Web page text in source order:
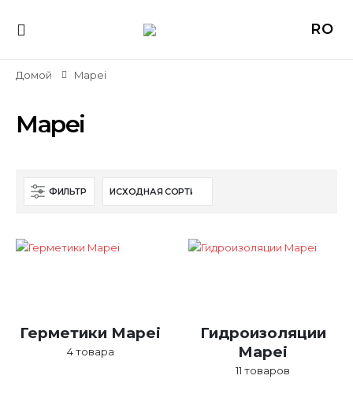
RO
Домой Mapei
Mapei
ФИЛЬТР
Герметики Mapei
4товара
Гидроизоляции
Mapei
11 товаров